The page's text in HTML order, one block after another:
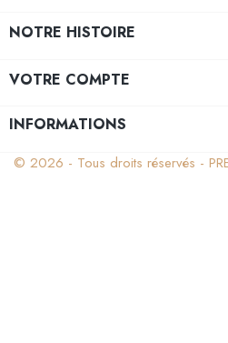
NOTRE HISTOIRE
VOTRE COMPTE
INFORMATIONS
© 2026 - Tous droits réservés -